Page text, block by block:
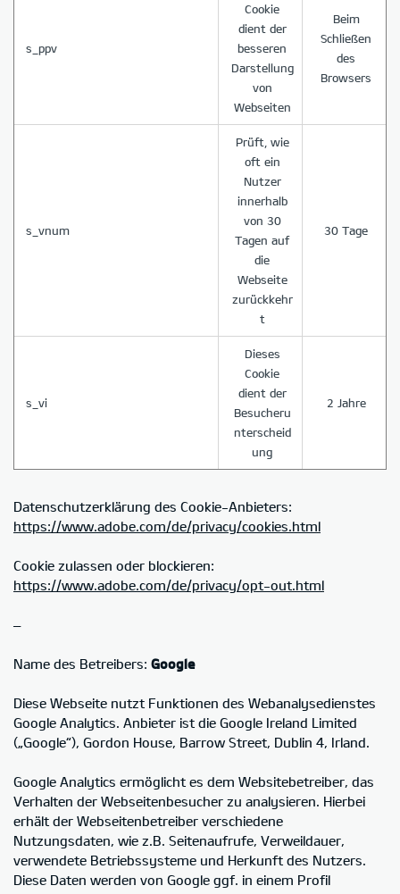
s_ppv
Cookie
dient der
besseren
Darstellung
von
Webseiten
Beim
Schließen
des
Browsers
s_vnum
Prüft, wie
oft ein
Nutzer
innerhalb
von 30
Tagen auf
die
Webseite
zurückkehr
t
30 Tage
s_vi
Dieses
Cookie
dient der
Besucheru
nterscheid
ung
2 Jahre
Datenschutzerklärung des Cookie-Anbieters:
https://www.adobe.com/de/privacy/cookies.html
Cookie zulassen oder blockieren:
https://www.adobe.com/de/privacy/opt-out.html
–
Name des Betreibers: Google
Diese Webseite nutzt Funktionen des Webanalysedienstes
Google Analytics. Anbieter ist die Google Ireland Limited
(„Google“), Gordon House, Barrow Street, Dublin 4, Irland.
Google Analytics ermöglicht es dem Websitebetreiber, das
Verhalten der Webseitenbesucher zu analysieren. Hierbei
erhält der Webseitenbetreiber verschiedene
Nutzungsdaten, wie z.B. Seitenaufrufe, Verweildauer,
verwendete Betriebssysteme und Herkunft des Nutzers.
Diese Daten werden von Google ggf. in einem Profil